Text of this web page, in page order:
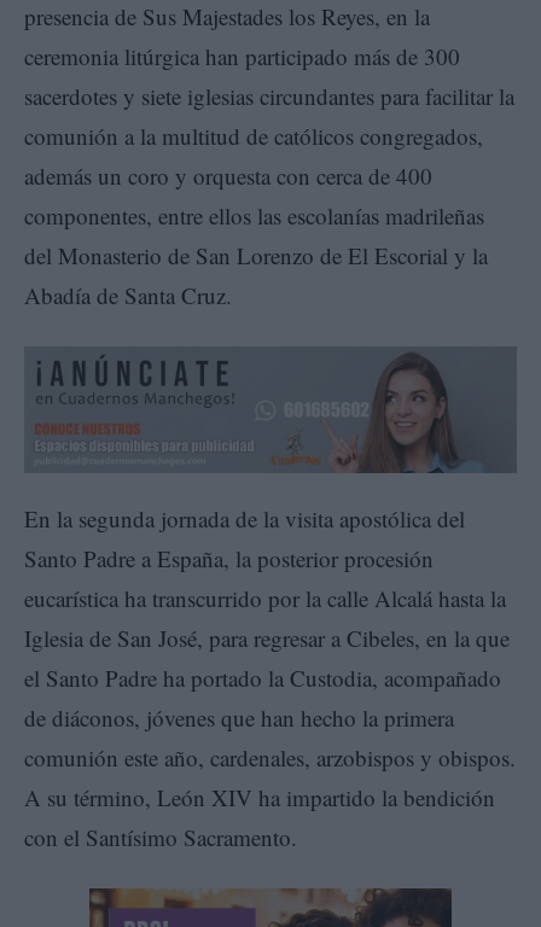
presencia de Sus Majestades los Reyes, en la
ceremonia litúrgica han participado más de 300
sacerdotes y siete iglesias circundantes para facilitar la
comunión a la multitud de católicos congregados,
además un coro y orquesta con cerca de 400
componentes, entre ellos las escolanías madrileñas
del Monasterio de San Lorenzo de El Escorial y la
Abadía de Santa Cruz.
En la segunda jornada de la visita apostólica del
Santo Padre a España, la posterior procesión
eucarística ha transcurrido por la calle Alcalá hasta la
Iglesia de San José, para regresar a Cibeles, en la que
el Santo Padre ha portado la Custodia, acompañado
de diáconos, jóvenes que han hecho la primera
comunión este año, cardenales, arzobispos y obispos.
A su término, León XIV ha impartido la bendición
con el Santísimo Sacramento.